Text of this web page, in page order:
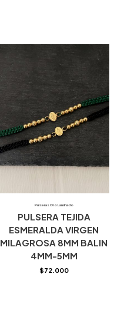
Pulseras Oro Laminado
PULSERA TEJIDA
ESMERALDA VIRGEN
MILAGROSA 8MM BALIN
4MM-5MM
$72.000